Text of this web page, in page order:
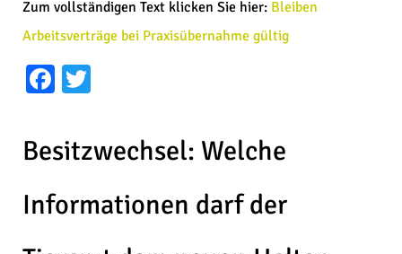
Zum vollständigen Text klicken Sie hier: Bleiben
Arbeitsverträge bei Praxisübernahme gültig
Facebook
Besitzwechsel: Welche
Informationen darf der